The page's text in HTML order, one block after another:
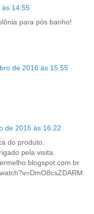
às 14:55
para pós banho!
de 2016 às 15:55
de 2016 às 16:22
do produto,
pela visita.